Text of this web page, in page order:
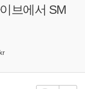
브에서 SM